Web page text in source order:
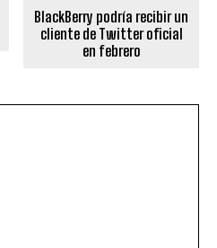
BlackBerry podría recibir un
cliente de Twitter oficial
en febrero